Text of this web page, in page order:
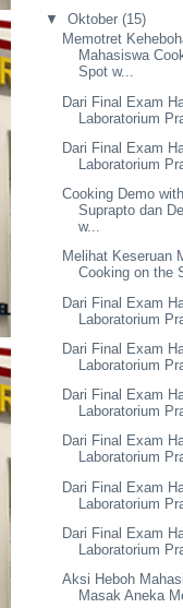
▼ Oktober (15)
Memotret
Mahasiswa
Spot w...
Dari Final Exam
Laboratorium
Dari Final Exam
Laboratorium
Cooking Demo
Suprapto dan
w...
Melihat Keseruan
Cooking on the
Dari Final Exam
Laboratorium
Dari Final Exam
Laboratorium
Dari Final Exam
Laboratorium
Dari Final Exam
Laboratorium
Dari Final Exam
Laboratorium
Dari Final Exam
Laboratorium
Aksi Heboh
Masak Aneka